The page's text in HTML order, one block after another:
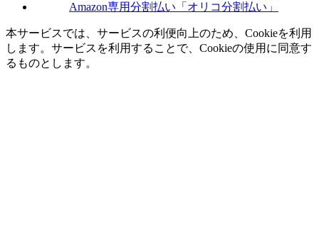
Amazon専用分割払い「オリコ分割払い」
本サービスでは、サービスの利便向上のため、Cookieを利用
します。サービスを利用することで、Cookieの使用に同意す
るものとします。